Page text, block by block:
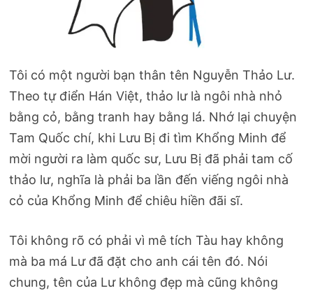
Tôi có một người bạn thân tên Nguyễn Thảo Lư.
Theo tự điển Hán Việt, thảo lư là ngôi nhà nhỏ
bằng cỏ, bằng tranh hay bằng lá. Nhớ lại chuyện
Tam Quốc chí, khi Lưu Bị đi tìm Khổng Minh để
mời người ra làm quốc sư, Lưu Bị đã phải tam cố
thảo lư, nghĩa là phải ba lần đến viếng ngôi nhà
cỏ của Khổng Minh để chiêu hiền đãi sĩ.
Tôi không rõ có phải vì mê tích Tàu hay không
mà ba má Lư đã đặt cho anh cái tên đó. Nói
chung, tên của Lư không đẹp mà cũng không